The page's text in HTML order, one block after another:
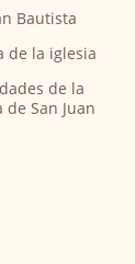
Bautista
de la iglesia
de la
de San Juan